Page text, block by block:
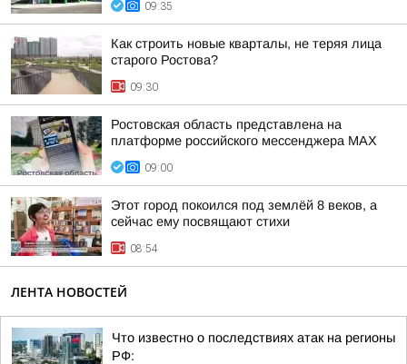
09:35
Как строить новые кварталы, не теряя лица
старого Ростова?
09:30
Ростовская область представлена на
платформе российского мессенджера МАХ
09:00
Этот город покоился под землёй 8 веков, а
сейчас ему посвящают стихи
08:54
ЛЕНТА НОВОСТЕЙ
Что известно о последствиях атак на регионы
РФ: